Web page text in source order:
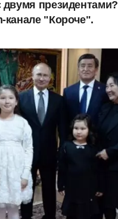
двумя
канале "Короче".